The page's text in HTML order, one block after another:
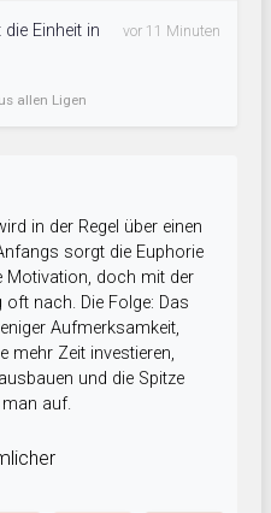
Einheit in
vor 11 Minuten
allen Ligen
in der Regel über einen
sorgt die Euphorie
Motivation, doch mit der
nach. Die Folge: Das
Aufmerksamkeit,
mehr Zeit investieren,
und die Spitze
auf.